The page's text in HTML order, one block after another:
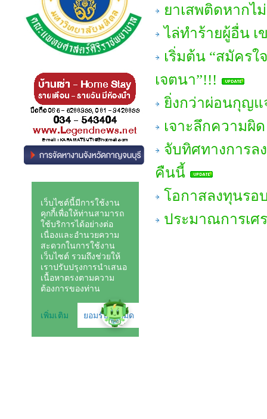
ยาเสพติดหากไ
ไล่ทำร้ายผู้อื่น เ
เริ่มต้น “สมัครใ
เจตนา”!!!
ยิ่งกว่าผ่อนกุญ
เจาะลึกความผิ
จับทิศทางการล
คืนนี้
โอกาสลงทุนรอ
ประมาณการเศ